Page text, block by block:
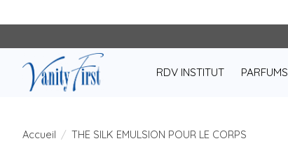
RDV INSTITUT PARFUMS
Accueil / THE SILK EMULSION POUR LE CORPS